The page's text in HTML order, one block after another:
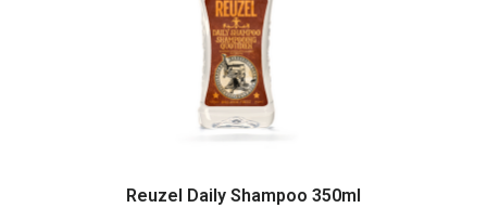
Reuzel Daily Shampoo 350ml